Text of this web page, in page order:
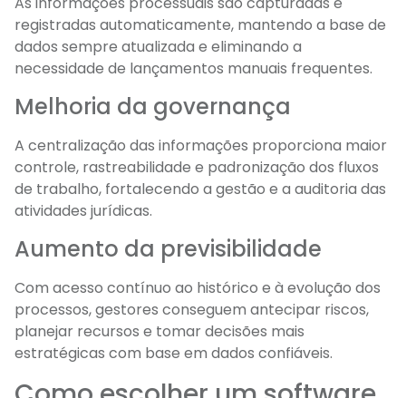
registradas automaticamente, mantendo a base de
dados sempre atualizada e eliminando a
necessidade de lançamentos manuais frequentes.
Melhoria da governança
A centralização das informações proporciona maior
controle, rastreabilidade e padronização dos fluxos
de trabalho, fortalecendo a gestão e a auditoria das
atividades jurídicas.
Aumento da previsibilidade
Com acesso contínuo ao histórico e à evolução dos
processos, gestores conseguem antecipar riscos,
planejar recursos e tomar decisões mais
estratégicas com base em dados confiáveis.